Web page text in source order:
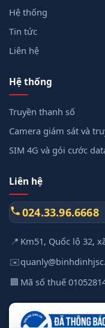
Hệ thống
Tin tức
Liên hệ
Hệ thống
Truyền thanh số
Camera giám sát và
SIM 4G và gói cước
Liên hệ
024.33.96.6668
📍 Km51, Quốc lộ 32,
✉️
🏢 Mã số thuế